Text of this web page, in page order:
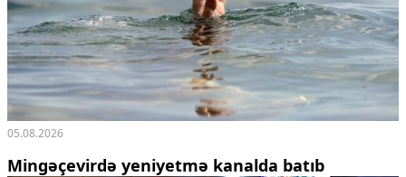
05.08.2026
Mingəçevirdə yeniyetmə kanalda batıb